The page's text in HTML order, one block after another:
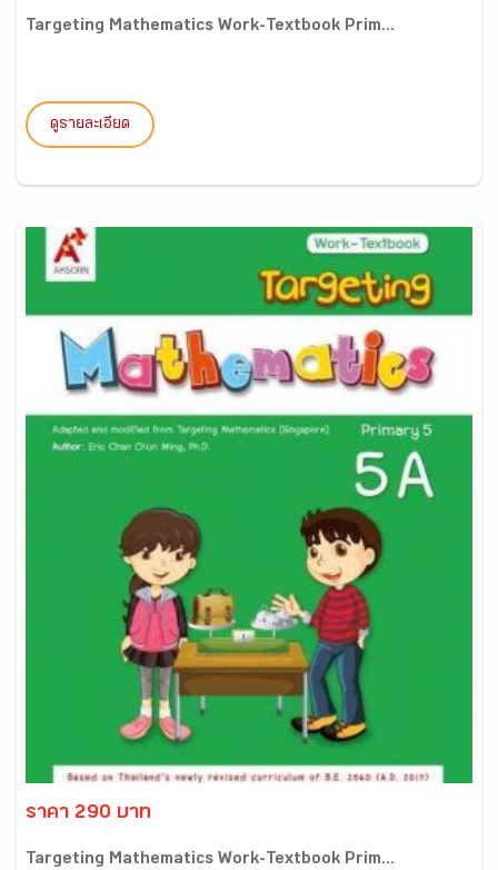
Targeting Mathematics Work-Textbook Prim...
ดูรายละเอียด
ราคา 290 บาท
Targeting Mathematics Work-Textbook Prim...